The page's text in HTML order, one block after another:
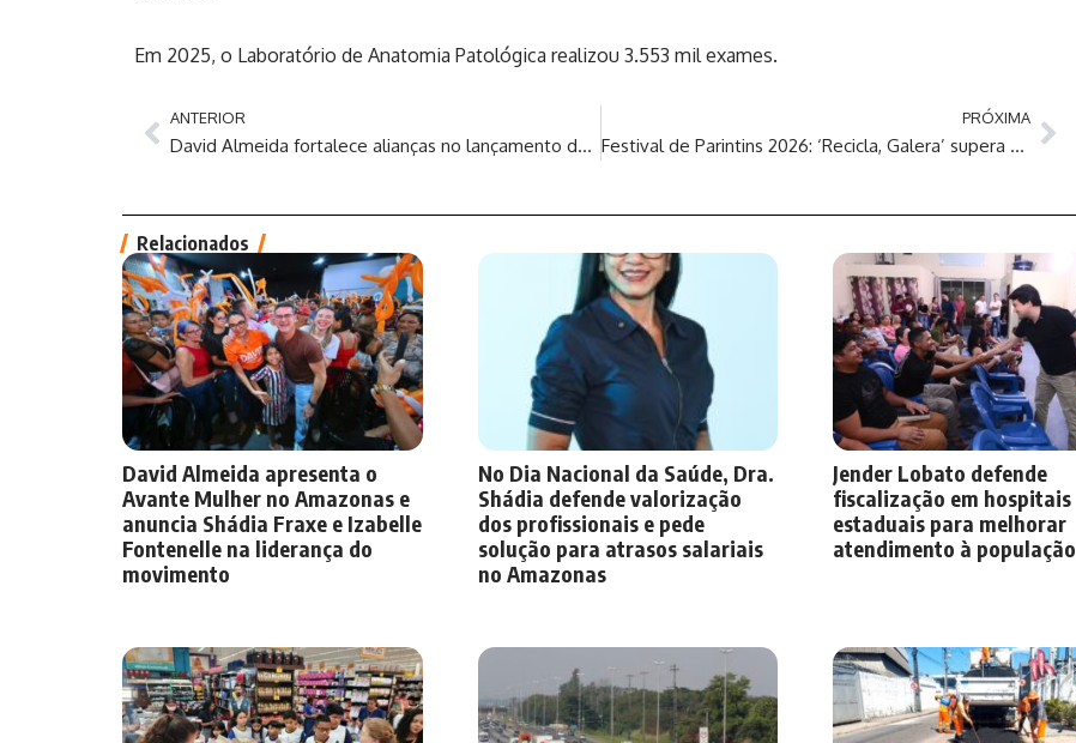
Em 2025, o Laboratório de Anatomia Patológica realizou 3.553 mil exames.
ANTERIOR
David Almeida fortalece alianças no lançamento da pré-candidatura do investigador da Polícia Civil Daniel Lima
PRÓXIMA
Festival de Parintins 2026: ‘Recicla, Galera’ supera meta e destina mais de 14 toneladas de resíduos à reciclagem
Relacionados
David Almeida apresenta o
Avante Mulher no Amazonas e
anuncia Shádia Fraxe e Izabelle
Fontenelle na liderança do
movimento
No Dia Nacional da Saúde, Dra.
Shádia defende valorização
dos profissionais e pede
solução para atrasos salariais
no Amazonas
Jender Lobato defende
fiscalização em hospitais
estaduais para melhorar
atendimento à população